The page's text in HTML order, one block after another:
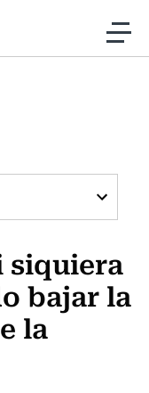
siquiera
bajar la
la